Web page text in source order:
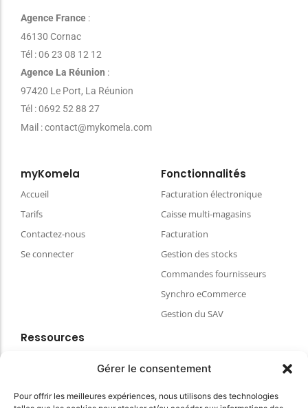
Gérer le consentement
Pour offrir les meilleures expériences, nous utilisons des technologies
Agence France :
46130 Cornac
Tél : 06 23 08 12 12
Agence La Réunion :
97420 Le Port, La Réunion
Tél : 0692 52 88 27
Mail : contact@mykomela.com
myKomela
Accueil
Tarifs
Contactez-nous
Se connecter
Fonctionnalités
Facturation électronique
Caisse multi-magasins
Facturation
Gestion des stocks
Commandes fournisseurs
Synchro eCommerce
Gestion du SAV
Ressources
Choisir votre matériel de caisse